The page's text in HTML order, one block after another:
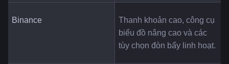
Binance
Thanh khoản cao, công cụ
biểu đồ nâng cao và các
tùy chọn đòn bẩy linh hoạt.